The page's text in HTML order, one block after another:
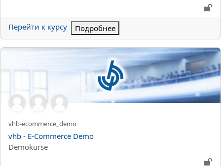
Перейти к курсу Подробнее
vhb - E-Commerce Demo
Краткое название курса
vhb-ecommerce_demo
Название курса
vhb - E-Commerce Demo
Категория курса
Demokurse